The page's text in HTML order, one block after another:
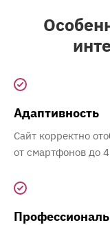
Адаптивность
Сайт корректно
от смартфонов до